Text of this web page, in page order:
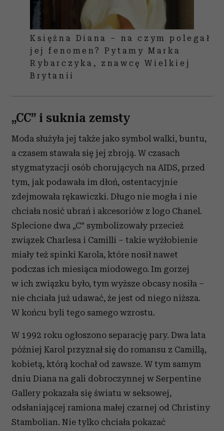
Księżna Diana – na czym polegał
jej fenomen? Pytamy Marka
Rybarczyka, znawcę Wielkiej
Brytanii
„CC” i suknia zemsty
Moda służyła jej także jako symbol walki, buntu,
a czasem stawała się jej zbroją. W czasach
stygmatyzacji osób chorujących na AIDS, przed
tym, jak podawała im dłoń, ostentacyjnie
zdejmowała rękawiczki. Długo nie mogła i nie
chciała nosić ubrań i akcesoriów z logo Chanel.
Splecione dwa „C” symbolizowały przecież
związek Charlesa i Camilli – takie wyżłobienie
miały też spinki Karola, które nosił nawet
podczas ich miesiąca miodowego. Im gorzej
w ich związku było, tym wyższe obcasy nosiła –
nie chciała już udawać, że jest od niego niższa.
W końcu byli tego samego wzrostu.
W 1992 roku ogłoszono separację pary. Dwa lata
później Karol przyznał się do romansu z Camillą,
kobietą, którą kochał od zawsze. W tym samym
dniu Diana na gali dobroczynnej w Serpentine
Gallery pokazała się światu w seksowej,
odsłaniającej ramiona małej czarnej od Christiny
Stambolian. Nie tylko chciała pokazać